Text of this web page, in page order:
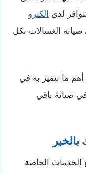
لدى الكترو
صيانة الغسالات بكل
ما نتميز به في
صيانة باقي
الخاصة